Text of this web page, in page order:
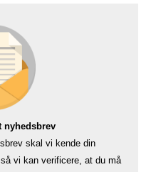
skal vi kende din
vi kan verificere, at du må